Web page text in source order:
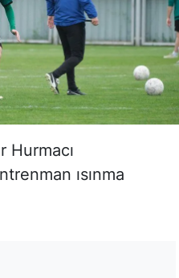
Hurmacı
ısınma